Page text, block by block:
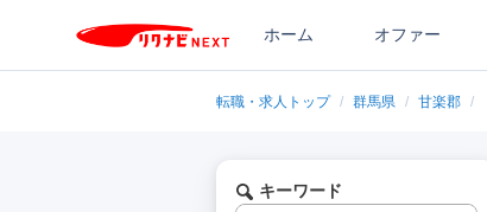
ホーム オファー
転職・求人トップ / 群馬県 / 甘楽郡 /
キーワード